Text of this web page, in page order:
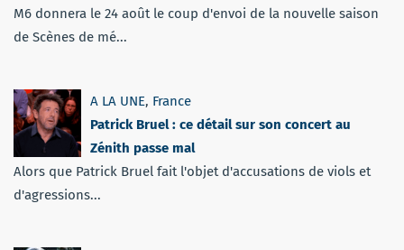
M6 donnera le 24 août le coup d'envoi de la nouvelle saison
de Scènes de mé...
A LA UNE, France
Patrick Bruel : ce détail sur son concert au
Zénith passe mal
Alors que Patrick Bruel fait l'objet d'accusations de viols et
d'agressions...